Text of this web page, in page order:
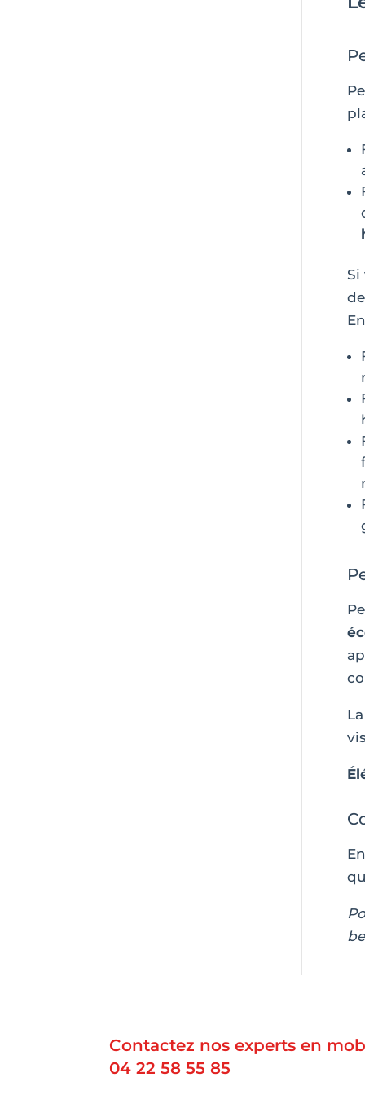
Si
Contactez nos experts en
04 22 58 55 85